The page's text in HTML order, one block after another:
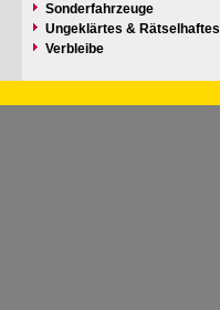
Sonderfahrzeuge
Ungeklärtes & Rätselhaftes
Verbleibe